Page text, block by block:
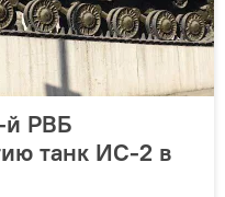
й РВБ
танк ИС-2 в